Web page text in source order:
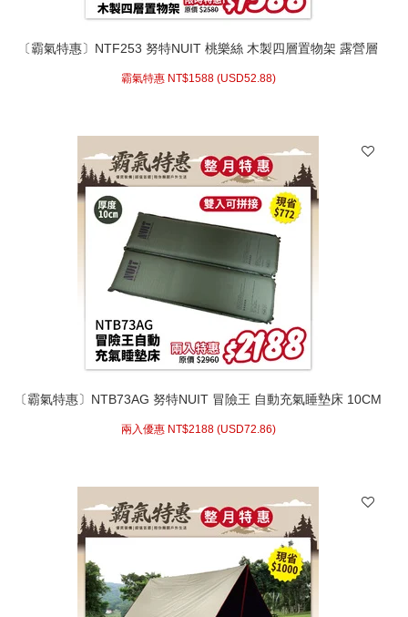
〔霸氣特惠〕NTF253 努特NUIT 桃樂絲 木製四層置物架 露營層
霸氣特惠 NT$1588 (USD52.88)
〔霸氣特惠〕NTB73AG 努特NUIT 冒險王 自動充氣睡墊床 10CM
兩入優惠 NT$2188 (USD72.86)